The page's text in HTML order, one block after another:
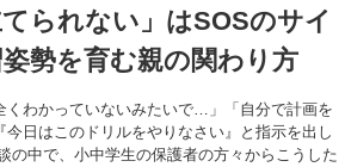
てられない」はSOSのサイ
勢を育む親の関わり方
くわかっていないみたいで…」「自分で計画を
日はこのドリルをやりなさい』と指示を出し
の中で、小中学生の保護者の方々からこうした